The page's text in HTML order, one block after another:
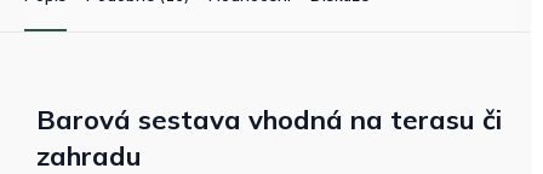
Barová sestava vhodná na terasu či
zahradu